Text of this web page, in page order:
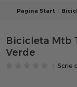
Pagina Start
Bicicleta Mtb
Verde
Scrie